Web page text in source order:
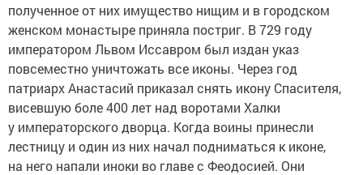
полученное от них имущество нищим и в городском
женском монастыре приняла постриг. В 729 году
императором Львом Иссавром был издан указ
повсеместно уничтожать все иконы. Через год
патриарх Анастасий приказал снять икону Спасителя,
висевшую боле 400 лет над воротами Халки
у императорского дворца. Когда воины принесли
лестницу и один из них начал подниматься к иконе,
на него напали иноки во главе с Феодосией. Они